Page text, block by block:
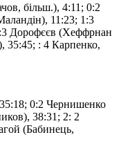
більш.), 4:11; 0:2
11:23; 1:3
Дорофєєв (Хеффрнан
35:45; : 4 Карпенко,
0:2 Чернишенко
38:31; 2: 2
(Бабинець,